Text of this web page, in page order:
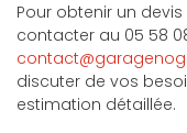
Pour obtenir un
contacter au 05 58
discuter de vos
estimation détaillée.